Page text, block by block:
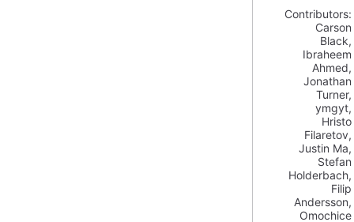
Contributors:
Carson
Black,
Ibraheem
Ahmed,
Jonathan
Turner,
ymgyt,
Hristo
Filaretov,
Justin Ma,
Stefan
Holderbach,
Filip
Andersson,
Omochice